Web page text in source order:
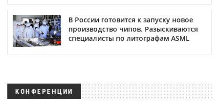
В России готовится к запуску новое
производство чипов. Разыскиваются
специалисты по литографам ASML
КОНФЕРЕНЦИИ